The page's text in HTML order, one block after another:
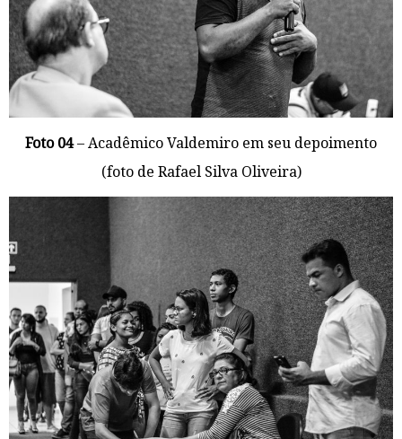
Foto 04– Acadêmico Valdemiro em seu depoimento
(foto de Rafael Silva Oliveira)